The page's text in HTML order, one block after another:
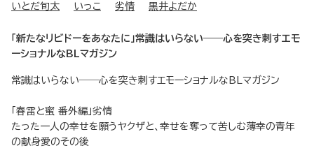
いとだ旬太 いっこ 劣情 黒井よだか
「新たなリビドーをあなたに」常識はいらない――心を突き刺すエモ
ーショナルなBLマガジン
常識はいらない――心を突き刺すエモーショナルなBLマガジン
「春雷と蜜 番外編」劣情
たった一人の幸せを願うヤクザと、幸せを奪って苦しむ薄幸の青年
の献身愛のその後